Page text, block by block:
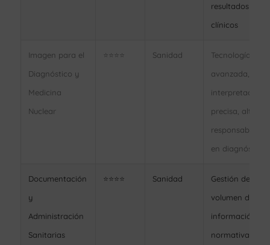
resultados
clínicos
Imagen para el
Diagnóstico y
Medicina
Nuclear
⭐⭐⭐⭐ Sanidad
Tecnología
avanzada,
interpretación
precisa, alta
responsabilidad
en diagnóstico
Documentación
y
Administración
Sanitarias
⭐⭐⭐⭐ Sanidad
Gestión de gran
volumen de
información,
normativa